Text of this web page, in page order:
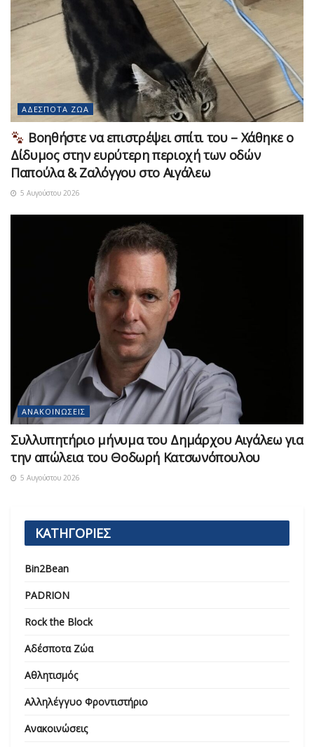
ΑΔΈΣΠΟΤΑ ΖΏΑ
Βοηθήστε να επιστρέψει σπίτι του – Χάθηκε ο
Δίδυμος στην ευρύτερη περιοχή των οδών
Παπούλα & Ζαλόγγου στο Αιγάλεω
5 Αυγούστου 2026
ΑΝΑΚΟΙΝΏΣΕΙΣ
Συλλυπητήριο μήνυμα του Δημάρχου Αιγάλεω για
την απώλεια του Θοδωρή Κατσωνόπουλου
5 Αυγούστου 2026
ΚΑΤΗΓΟΡΙΕΣ
Bin2Bean
PADRION
Rock the Block
Αδέσποτα Ζώα
Αθλητισμός
Αλληλέγγυο Φροντιστήριο
Ανακοινώσεις